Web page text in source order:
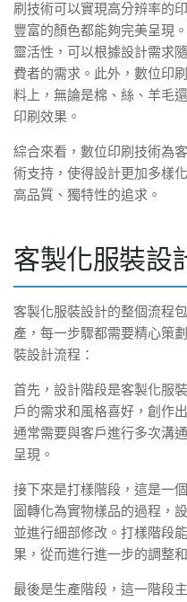
刷技術可以實現高分辨率的
豐富的顏色都能夠完美呈現
靈活性，可以根據設計需求
費者的需求。此外，數位印
料上，無論是棉、絲、羊毛
印刷效果。
綜合來看，數位印刷技術為
術支持，使得設計更加多樣
高品質、獨特性的追求。
客製化服裝設
客製化服裝設計的整個流程
產，每一步驟都需要精心策
裝設計流程：
首先，設計階段是客製化服
戶的需求和風格喜好，創作
通常需要與客戶進行多次溝
呈現。
接下來是打樣階段，這是一
圖轉化為實物樣品的過程，
並進行細部修改。打樣階段
果，從而進行進一步的調整
最後是生產階段，這一階段